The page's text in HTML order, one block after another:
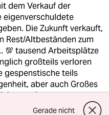
dem Verkauf der
eigenverschuldete
Die Zukunft verkauft,
Rest/Altbeständen zum
💯 tausend Arbeitsplätze
großteils verloren
gespenstische teils
aber auch Großes
das wars.
Gerade nicht